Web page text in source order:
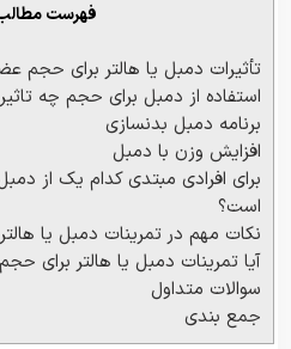
فهرست
تأثیرات دمبل یا هالتر برای حجم
استفاده از دمبل برای حجم چه
برنامه دمبل بدنسازی
افزایش وزن با دمبل
برای افرادی مبتدی کدام یک از
است؟
نکات مهم در تمرینات دمبل یا
آیا تمرینات دمبل یا هالتر برای
سوالات متداول
جمع بندی